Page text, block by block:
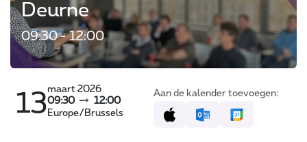
Deurne
09:30 - 12:00
13
maart 2026
09:30
12:00
Europe/Brussels
Aan de kalender toevoegen: